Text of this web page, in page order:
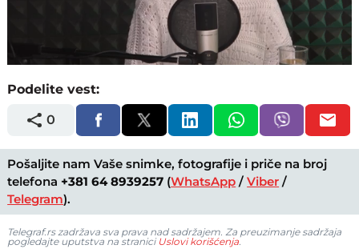
Loaded
Podelite vest:
0
Pošaljite nam Vaše snimke, fotografije i priče na broj
telefona +381 64 8939257 (WhatsApp /Viber /
Telegram).
Telegraf.rs zadržava sva prava nad sadržajem. Za preuzimanje sadržaja
pogledajte uputstva na stranici Uslovi korišćenja.